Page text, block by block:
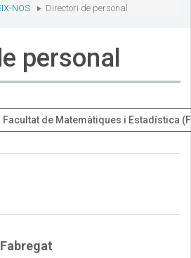
NOS Directori de personal
personal
Facultat de Matemàtiques i Estadística